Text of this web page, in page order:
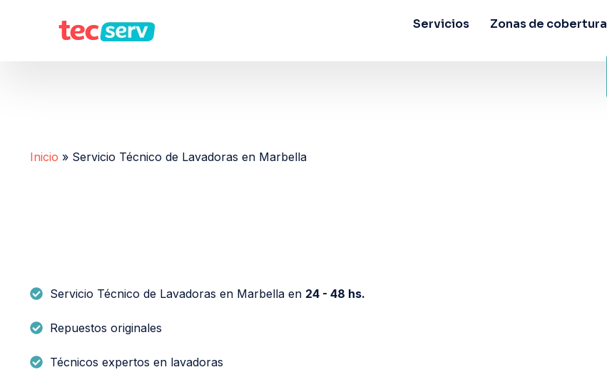
Servicios Zonas de cobertura
Inicio » Servicio Técnico de Lavadoras en Marbella
Servicio Técnico de Lavadoras en Marbella en 24 - 48 hs.
Repuestos originales​
Técnicos expertos en lavadoras